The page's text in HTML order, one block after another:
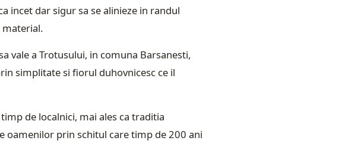
incet dar sigur sa se alinieze in randul
material.
vale a Trotusului, in comuna Barsanesti,
simplitate si fiorul duhovnicesc ce il
de localnici, mai ales ca traditia
oamenilor prin schitul care timp de 200 ani